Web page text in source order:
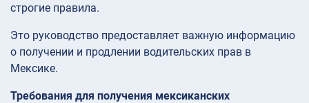
строгие правила.
Это руководство предоставляет важную информацию
о получении и продлении водительских прав в
Мексике.
Требования для получения мексиканских